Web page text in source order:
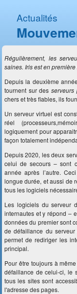
Actualités
Régulièrement, les
saines. Irisest en
Depuis la deuxième
tournent sur desserveurs
chers et très fiables, ils
Un serveur virtuel est
réel
logiquement pour
façon totalement
Depuis 2020, les deux
celui de secours – sont
année après l’autre.
longue durée, et aussi de
tous les logiciels
Les logiciels du serveur
internautes et y répond –
données du premier sont
de défaillance du
permet de rediriger les
principal.
Pour être toujours à
défaillance de celui-ci, le
tous les sites sont
l'adresse des pages.